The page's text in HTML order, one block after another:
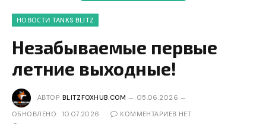
НОВОСТИ TANKS BLITZ
Незабываемые первые
летние выходные!
АВТОР BLITZFOXHUB.COM 05.06.2026
ОБНОВЛЕНО: 10.07.2026
КОММЕНТАРИЕВ НЕТ